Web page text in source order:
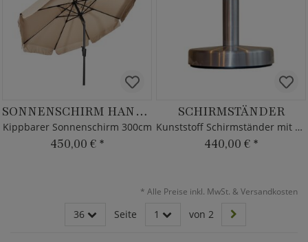
SONNENSCHIRM HANULA
Kippbarer Sonnenschirm 300cm
450,00 € *
SCHIRMSTÄNDER
Kunststoff Schirmständer mit Alu Schale zum befüllen
440,00 € *
* Alle Preise inkl. MwSt. & Versandkosten
36 Seite 1 von 2